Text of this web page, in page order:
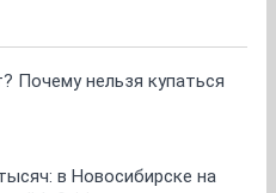
Почему нельзя купаться
в Новосибирске на